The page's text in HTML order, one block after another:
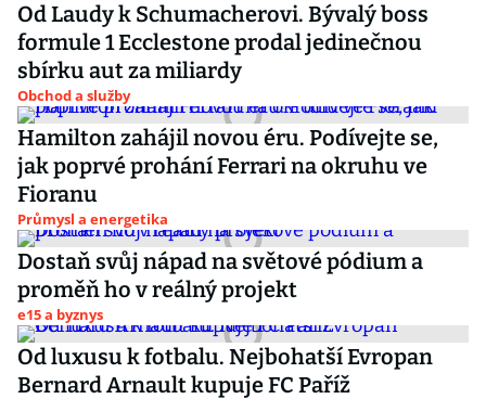
Od Laudy k Schumacherovi. Bývalý boss
formule 1 Ecclestone prodal jedinečnou
sbírku aut za miliardy
Obchod a služby
Hamilton zahájil novou éru. Podívejte se,
jak poprvé prohání Ferrari na okruhu ve
Fioranu
Průmysl a energetika
Dostaň svůj nápad na světové pódium a
proměň ho v reálný projekt
e15 a byznys
Od luxusu k fotbalu. Nejbohatší Evropan
Bernard Arnault kupuje FC Paříž